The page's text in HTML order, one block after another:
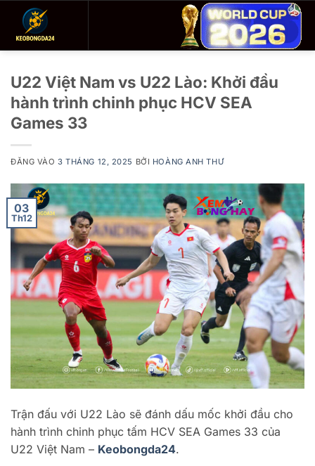
U22 Việt Nam vs U22 Lào: Khởi đầu
hành trình chinh phục HCV SEA
Games 33
ĐĂNG VÀO3 THÁNG 12, 2025 BỞI HOÀNG ANH THƯ
03
Th12
Trận đấu với U22 Lào sẽ đánh dấu mốc khởi đầu cho
hành trình chinh phục tấm HCV SEA Games 33 của
U22 Việt Nam – Keobongda24.